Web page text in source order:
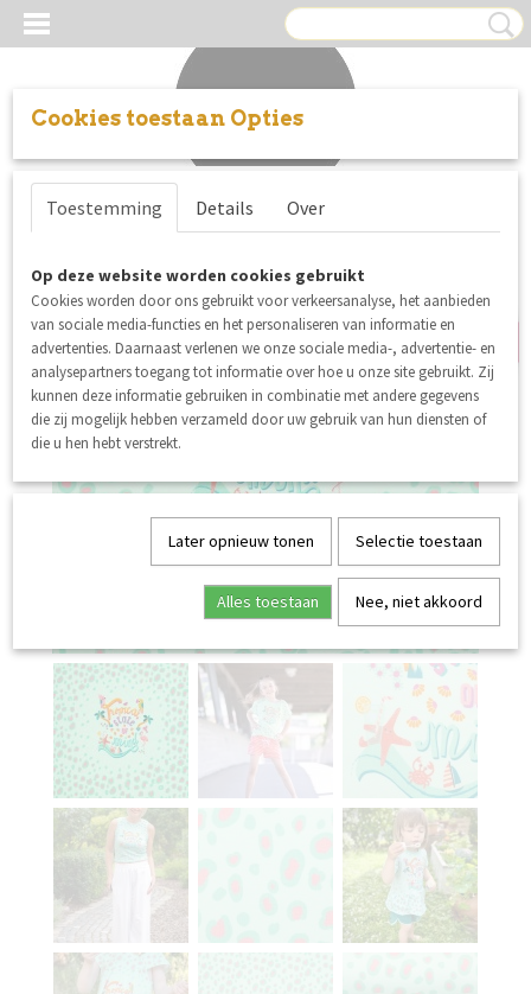
Inloggen Registreren
summer sale
Cookies toestaan Opties
Toestemming Details Over
Op deze website worden cookies gebruikt
Cookies worden door ons gebruikt voor verkeersanalyse, het aanbieden
van sociale media-functies en het personaliseren van informatie en
advertenties. Daarnaast verlenen we onze sociale media-, advertentie- en
analysepartners toegang tot informatie over hoe u onze site gebruikt. Zij
kunnen deze informatie gebruiken in combinatie met andere gegevens
die zij mogelijk hebben verzameld door uw gebruik van hun diensten of
die u hen hebt verstrekt.
Later opnieuw tonen Selectie toestaan
Alles toestaan Nee, niet akkoord